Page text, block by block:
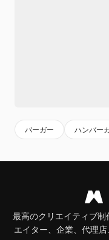
バーガー ハンバー
最高のクリエイティブ
エイター、企業、代理